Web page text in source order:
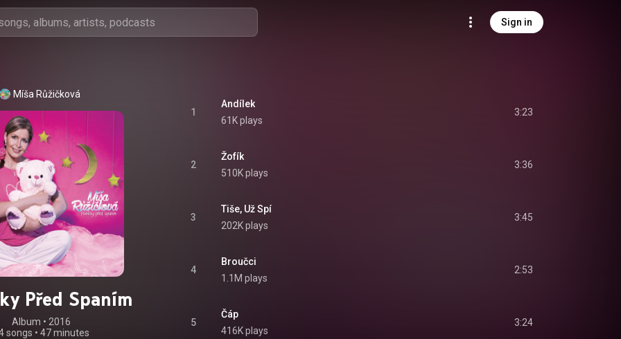
Sign in
Míša Růžičková
Před Spaním
Album • 2016
songs • 47 minutes
1
Andílek
61K plays
3:23
2
Žofík
510K plays
3:36
3
Tiše, Už Spí
202K plays
3:45
4
Broučci
1.1M plays
2:53
5
Čáp
416K plays
3:24